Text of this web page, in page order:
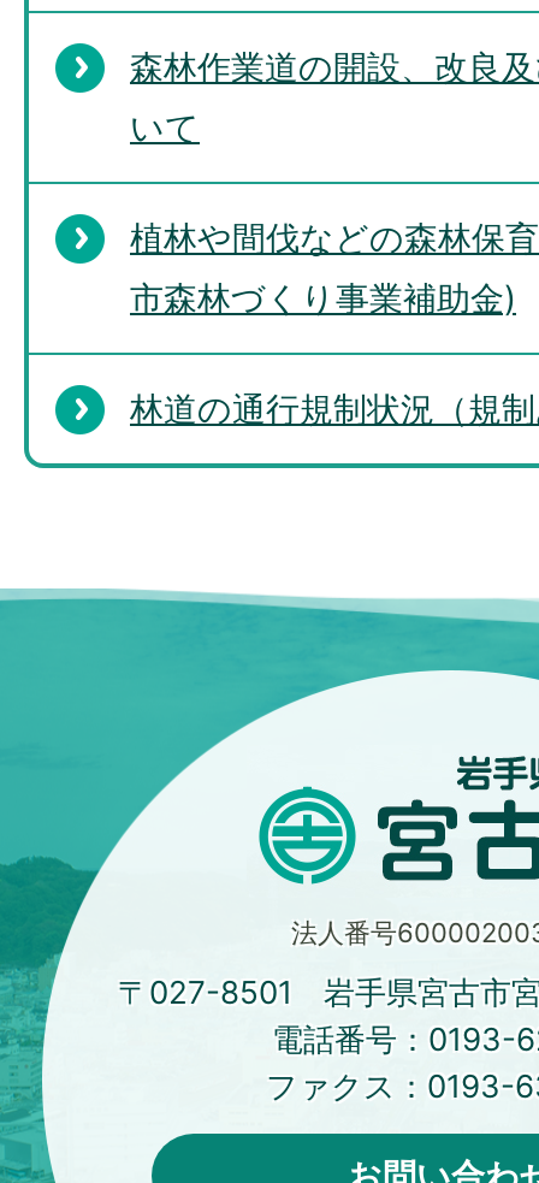
森林作業道の開設、改良
いて
植林や間伐などの森林保
市森林づくり事業補助金)
林道の通行規制状況（規
法人番号
〒027-8501 岩手県宮古市
電話番号： 0193-
ファクス： 0193-